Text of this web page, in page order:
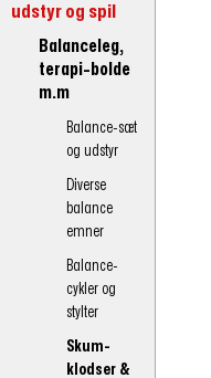
udstyr og spil
Balanceleg,
terapi-bolde
m.m
Balance-sæt
og udstyr
Diverse
balance
emner
Balance-
cykler og
stylter
Skum-
klodser &